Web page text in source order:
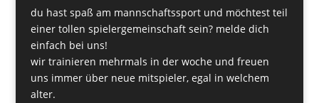
du hast spaß am mannschaftssport und möchtest teil
einer tollen spielergemeinschaft sein? melde dich
einfach bei uns!
wir trainieren mehrmals in der woche und freuen
uns immer über neue mitspieler, egal in welchem
alter.